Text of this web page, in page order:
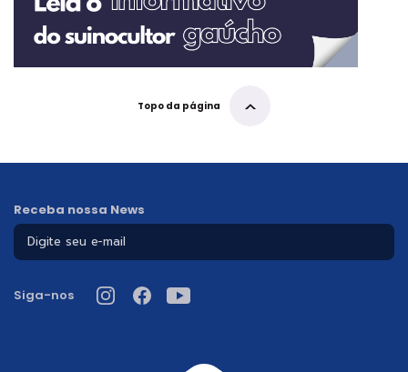
Topo da página
Receba nossa News
Siga-nos